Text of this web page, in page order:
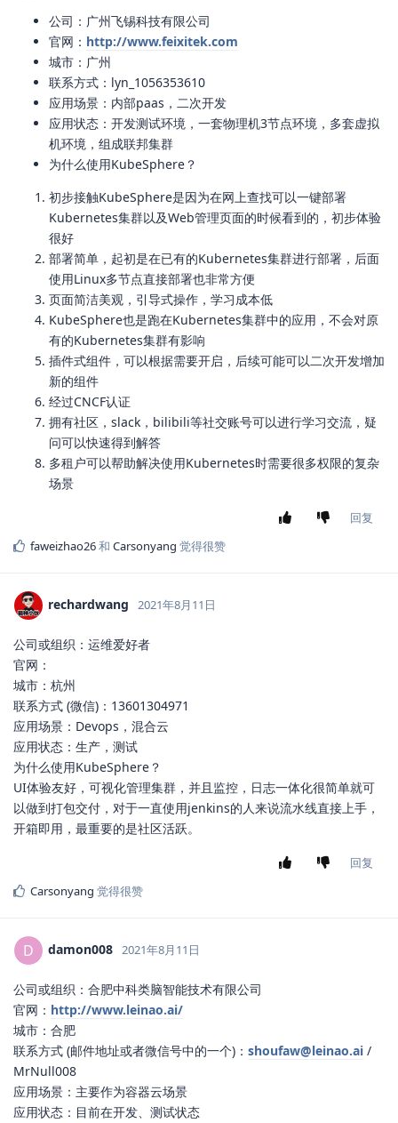
公司：广州飞锡科技有限公司
官网： http://www.feixitek.com
城市：广州
联系方式：lyn_1056353610
应用场景：内部paas，二次开发
应用状态：开发测试环境，一套物理机3节点环境，多套虚拟
机环境，组成联邦集群
为什么使用KubeSphere？
初步接触KubeSphere是因为在网上查找可以一键部署
Kubernetes集群以及Web管理页面的时候看到的，初步体验
很好
部署简单，起初是在已有的Kubernetes集群进行部署，后面
使用Linux多节点直接部署也非常方便
页面简洁美观，引导式操作，学习成本低
KubeSphere也是跑在Kubernetes集群中的应用，不会对原
有的Kubernetes集群有影响
插件式组件，可以根据需要开启，后续可能可以二次开发增加
新的组件
经过CNCF认证
拥有社区，slack，bilibili等社交账号可以进行学习交流，疑
问可以快速得到解答
多租户可以帮助解决使用Kubernetes时需要很多权限的复杂
场景
回复
faweizhao26和 Carsonyang 觉得很赞
rechardwang 2021年8月11日
公司或组织：运维爱好者
官网：
城市：杭州
联系方式 (微信)：13601304971
应用场景：Devops，混合云
应用状态：生产，测试
为什么使用KubeSphere？
UI体验友好，可视化管理集群，并且监控，日志一体化很简单就可
以做到打包交付，对于一直使用jenkins的人来说流水线直接上手，
开箱即用，最重要的是社区活跃。
回复
Carsonyang 觉得很赞
D damon008 2021年8月11日
公司或组织：合肥中科类脑智能技术有限公司
官网： http://www.leinao.ai/
城市：合肥
联系方式 (邮件地址或者微信号中的一个)： shoufaw@leinao.ai /
MrNull008
应用场景：主要作为容器云场景
应用状态：目前在开发、测试状态